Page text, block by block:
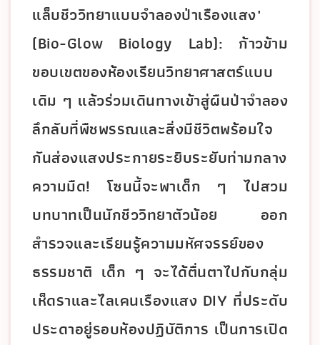
แล็บชีววิทยาแบบจำลองป่าเรืองแสง"
(Bio-Glow Biology Lab): ก้าวข้าม
ขอบเขตของห้องเรียนวิทยาศาสตร์แบบ
เดิม ๆ แล้วร่วมเดินทางเข้าสู่ผืนป่าจำลอง
ลึกลับที่พืชพรรณและสิ่งมีชีวิตพร้อมใจ
กันส่องแสงประกายระยิบระยับท่ามกลาง
ความมืด! โซนนี้จะพาเด็ก ๆ ไปสวม
บทบาทเป็นนักชีววิทยาตัวน้อย ออก
สำรวจและเรียนรู้ความมหัศจรรย์ของ
ธรรมชาติ เด็ก ๆ จะได้ตื่นตาไปกับกลุ่ม
เห็ดราและไลเคนเรืองแสง DIY ที่ประดับ
ประดาอยู่รอบห้องปฏิบัติการ เป็นการเปิด